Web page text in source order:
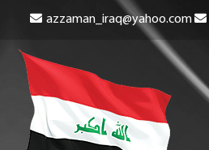
azzaman_iraq@yahoo.com